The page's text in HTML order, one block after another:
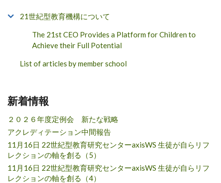
21世紀型教育機構について
The 21st CEO Provides a Platform for Children to
Achieve their Full Potential
List of articles by member school
新着情報
２０２６年度定例会 新たな戦略
アクレディテーション中間報告
11月16日 22世紀型教育研究センターaxisWS 生徒が自らリフ
レクションの軸を創る（5）
11月16日 22世紀型教育研究センターaxisWS 生徒が自らリフ
レクションの軸を創る（4）